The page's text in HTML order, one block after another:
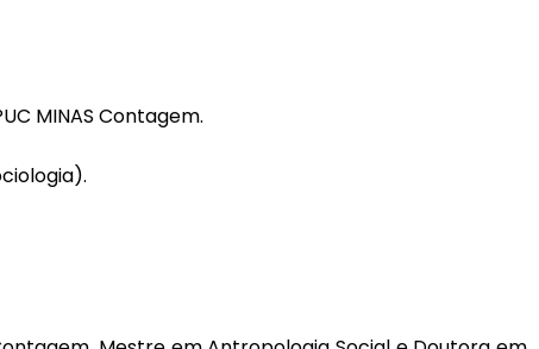
MINAS Contagem.